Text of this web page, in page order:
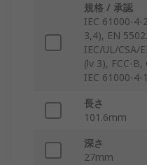
規格 / 承認
IEC 61000-4-
3,4), EN
IEC/UL/CSA/
(lv 3), FCC-B,
IEC 61000-4-
長さ
101.6mm
深さ
27mm